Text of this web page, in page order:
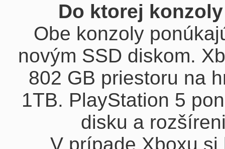
Do ktorej
Obe konzoly
novým SSD diskom.
802 GB priestoru na
1TB. PlayStation 5
disku a
V prípade Xboxu